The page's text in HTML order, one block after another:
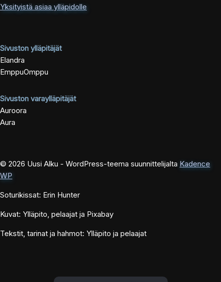
Yksityistä asiaa ylläpidolle
Sivuston ylläpitäjät
Elandra
EmppuOmppu
Sivuston varaylläpitäjät
Auroora
Aura
© 2026 Uusi Alku - WordPress-teema suunnittelijalta Kadence
WP
Soturikissat: Erin Hunter
Kuvat: Ylläpito, pelaajat ja Pixabay
Tekstit, tarinat ja hahmot: Ylläpito ja pelaajat